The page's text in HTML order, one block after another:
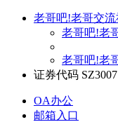
老哥吧!老哥交
老哥吧!老
老哥吧!老
证券代码
OA办公
邮箱入口